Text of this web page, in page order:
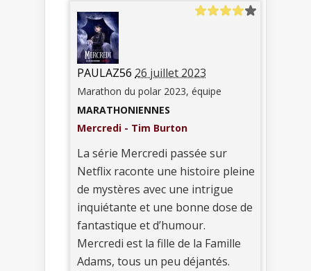
PAULAZ56 26 juillet 2023
Marathon du polar 2023, équipe
MARATHONIENNES
Mercredi - Tim Burton
La série Mercredi passée sur
Netflix raconte une histoire pleine
de mystères avec une intrigue
inquiétante et une bonne dose de
fantastique et d’humour.
Mercredi est la fille de la Famille
Adams, tous un peu déjantés.